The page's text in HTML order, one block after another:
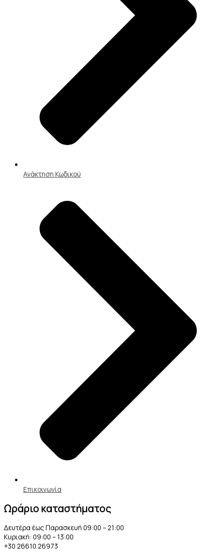
Ανάκτηση Κωδικού
Επικοινωνία
Ωράριο καταστήματος
Δευτέρα έως Παρασκευή 09:00 – 21:00
Κυριακή: 09:00 – 13:00
+30 26610 26973